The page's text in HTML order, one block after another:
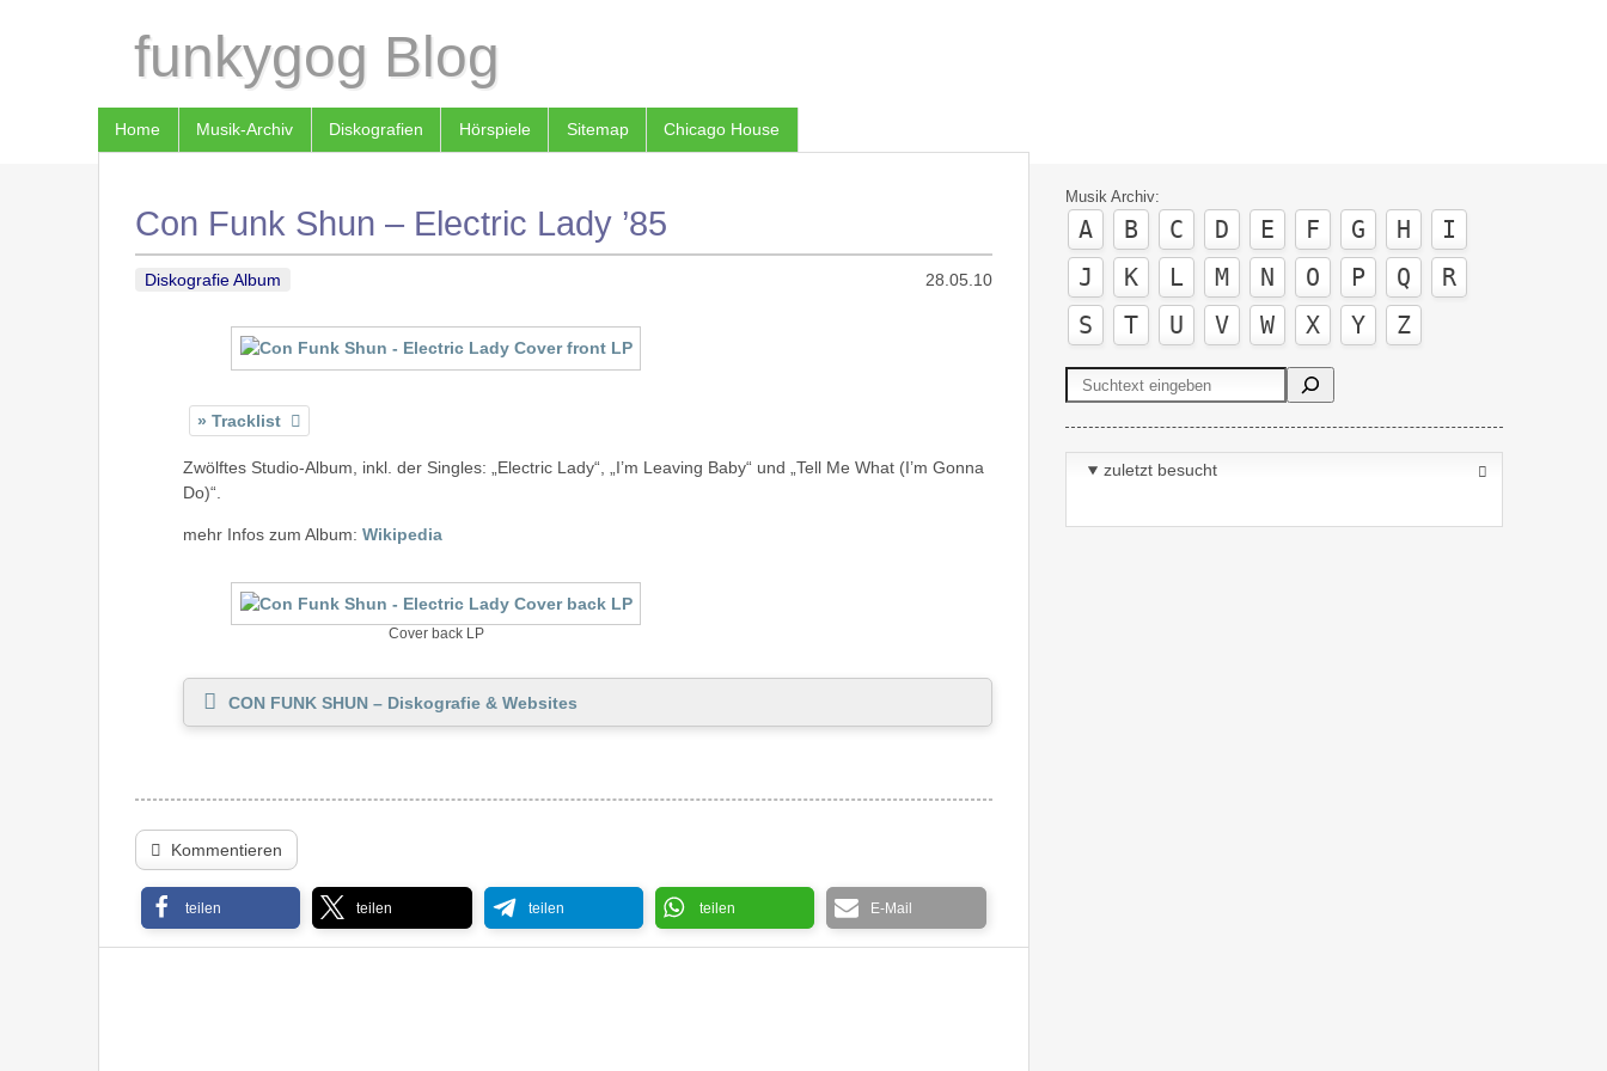
funkygog Blog
Home Musik-Archiv Diskografien Hörspiele Sitemap Chicago House
Con Funk Shun – Electric Lady ’85
Diskografie Album 28.05.10
Tracklist
Zwölftes Studio-Album, inkl. der Singles: „Electric Lady“, „I’m Leaving Baby“ und „Tell Me What (I’m Gonna
Do)“.
mehr Infos zum Album: Wikipedia
Cover back LP
CON FUNK SHUN – Diskografie & Websites
Kommentieren
teilen teilen teilen teilen E-Mail
Musik Archiv:
A B C D E F G H
I
J
K L M N O P Q
R
S
T U V W X Y Z
Suchen
zuletzt besucht